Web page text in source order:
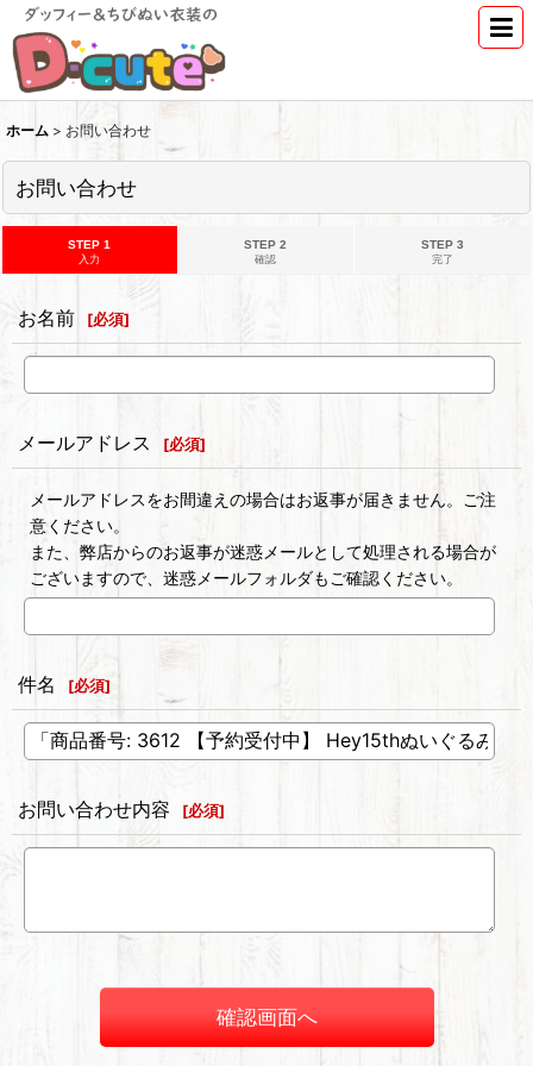
ホーム > お問い合わせ
お問い合わせ
STEP 1
入力
STEP 2
確認
STEP 3
完了
お名前 [必須]
メールアドレス [必須]
メールアドレスをお間違えの場合はお返事が届きません。ご注
意ください。
また、弊店からのお返事が迷惑メールとして処理される場合が
ございますので、迷惑メールフォルダもご確認ください。
件名 [必須]
お問い合わせ内容 [必須]
確認画面へ